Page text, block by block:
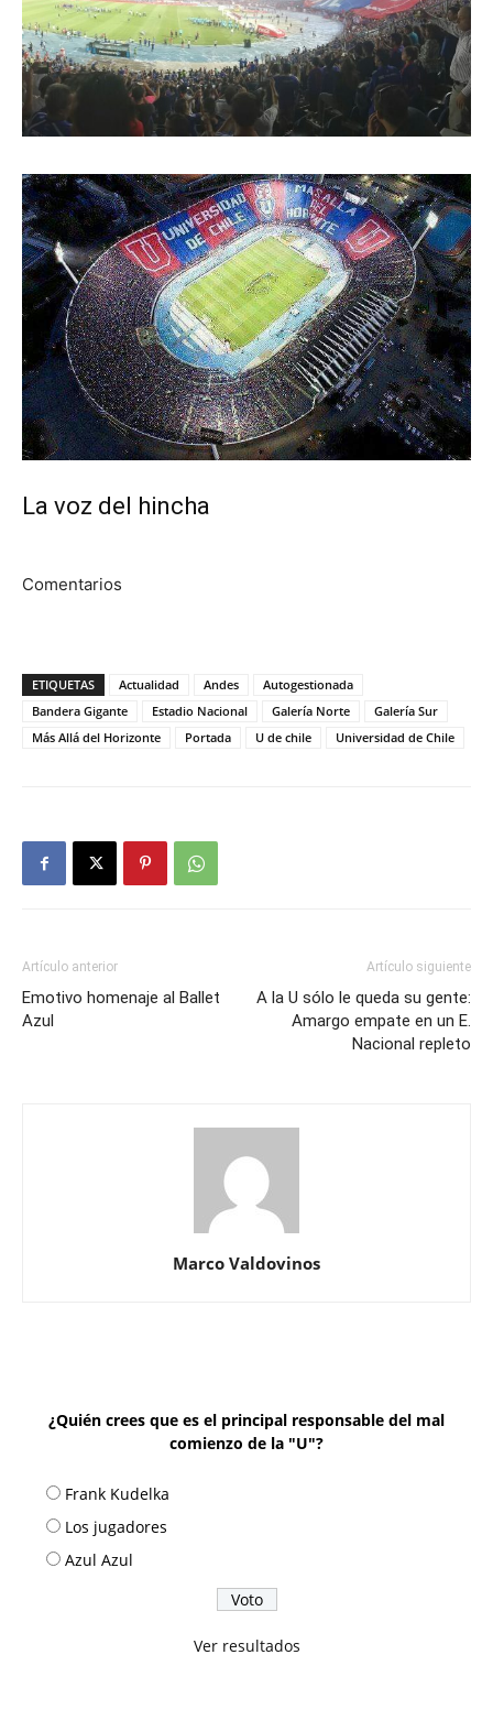
La voz del hincha
Comentarios
ETIQUETAS Actualidad Andes
Autogestionada
Bandera Gigante
Estadio Nacional Galería Norte
Galería Sur
Más Allá del Horizonte
Portada U de chile Universidad de Chile
Artículo anterior
Emotivo homenaje al Ballet
Azul
Artículo siguiente
A la U sólo le queda su gente:
Amargo empate en un E.
Nacional repleto
Marco Valdovinos
¿Quién crees que es el principal responsable del mal
comienzo de la "U"?
Frank Kudelka
Los jugadores
Azul Azul
Ver resultados